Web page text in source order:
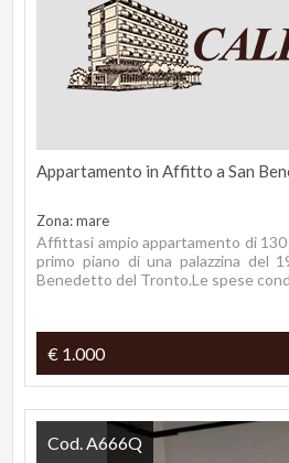
Appartamento in Affitto a San
Zona: mare
Affittasi ampio appartamento di
primo piano di una palazzina del
Benedetto del Tronto.Le spese
€ 1.000
Cod. A666Q